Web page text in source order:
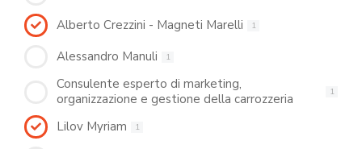
Alberto Crezzini - Magneti Marelli
1
Alessandro Manuli 1
Consulente esperto di marketing,
organizzazione e gestione della carrozzeria
1
Lilov Myriam 1